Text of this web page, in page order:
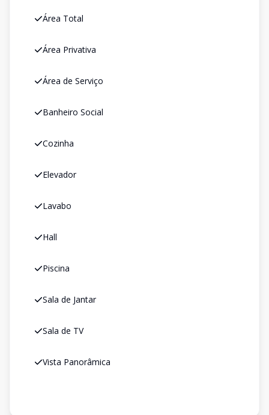
Área Total
Área Privativa
Área de Serviço
Banheiro Social
Cozinha
Elevador
Lavabo
Hall
Piscina
Sala de Jantar
Sala de TV
Vista Panorâmica